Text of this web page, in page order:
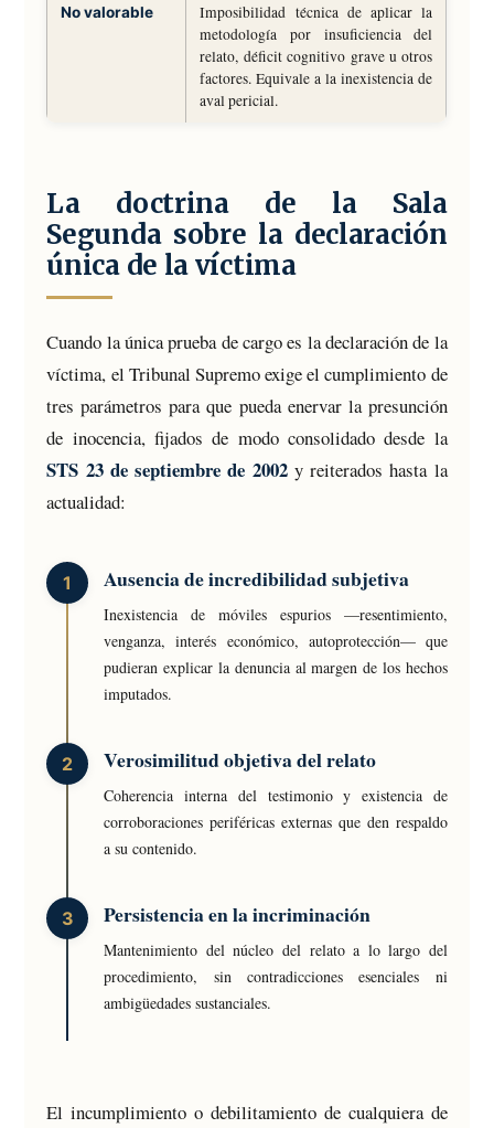
No valorable
Imposibilidad técnica de aplicar la
metodología por insuficiencia del
relato, déficit cognitivo grave u otros
factores. Equivale a la inexistencia de
aval pericial.
La doctrina de la Sala
Segunda sobre la declaración
única de la víctima
Cuando la única prueba de cargo es la declaración de la
víctima, el Tribunal Supremo exige el cumplimiento de
tres parámetros para que pueda enervar la presunción
de inocencia, fijados de modo consolidado desde la
STS 23 de septiembre de 2002y reiterados hasta la
actualidad:
Ausencia de incredibilidad subjetiva
Inexistencia de móviles espurios —resentimiento,
venganza, interés económico, autoprotección— que
pudieran explicar la denuncia al margen de los hechos
imputados.
Verosimilitud objetiva del relato
Coherencia interna del testimonio y existencia de
corroboraciones periféricas externas que den respaldo
a su contenido.
Persistencia en la incriminación
Mantenimiento del núcleo del relato a lo largo del
procedimiento, sin contradicciones esenciales ni
ambigüedades sustanciales.
El incumplimiento o debilitamiento de cualquiera de